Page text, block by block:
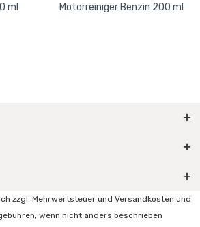
ml
Motorreiniger Benzin 200 ml
zzgl. Mehrwertsteuer und Versandkosten und
wenn nicht anders beschrieben